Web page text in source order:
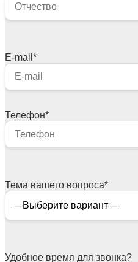
E-mail *
Телефон*
Тема вашего вопроса*
Удобное время для звонка?